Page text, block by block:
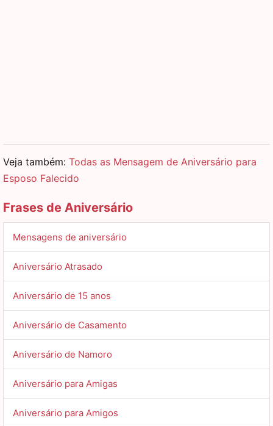
Veja também: Todas as Mensagem de Aniversário para
Esposo Falecido
Frases de Aniversário
Mensagens de aniversário
Aniversário Atrasado
Aniversário de 15 anos
Aniversário de Casamento
Aniversário de Namoro
Aniversário para Amigas
Aniversário para Amigos